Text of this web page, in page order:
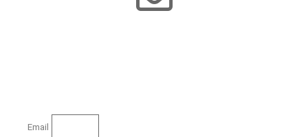
Email